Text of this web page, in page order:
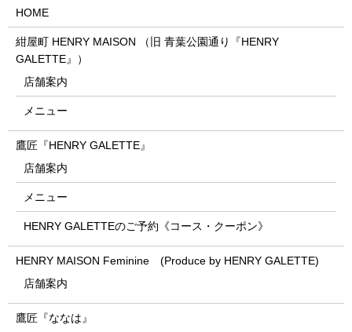
HOME
紺屋町 HENRY MAISON （旧 青葉公園通り『HENRY
GALETTE』）
店舗案内
メニュー
鷹匠『HENRY GALETTE』
店舗案内
メニュー
HENRY GALETTEのご予約《コース・クーポン》
HENRY MAISON Feminine (Produce by HENRY GALETTE)
店舗案内
鷹匠『ななは』